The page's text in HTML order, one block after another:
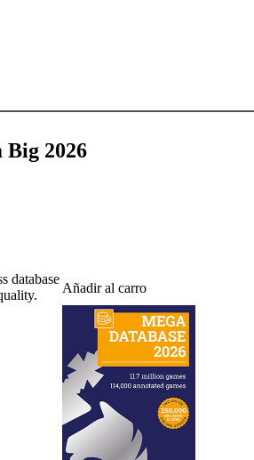
Big 2026
Añadir al carro
database